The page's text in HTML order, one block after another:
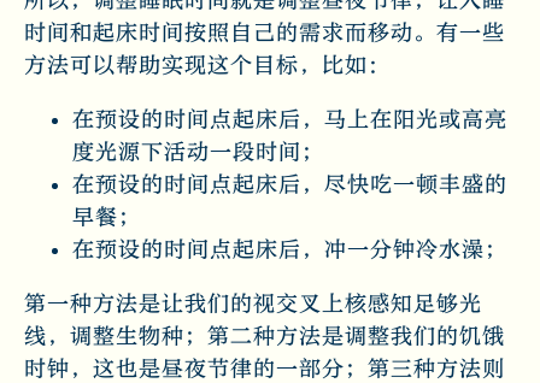
时间和起床时间按照自己的需求而移动。有一些
方法可以帮助实现这个目标，比如：
在预设的时间点起床后，马上在阳光或高亮
度光源下活动一段时间；
在预设的时间点起床后，尽快吃一顿丰盛的
早餐；
在预设的时间点起床后，冲一分钟冷水澡；
第一种方法是让我们的视交叉上核感知足够光
线，调整生物种；第二种方法是调整我们的饥饿
时钟，这也是昼夜节律的一部分；第三种方法则